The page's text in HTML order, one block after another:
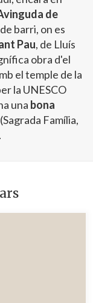
de
barri, on es
Pau, de Lluís
obra d'el
el temple de la
la UNESCO
una bona
Família,